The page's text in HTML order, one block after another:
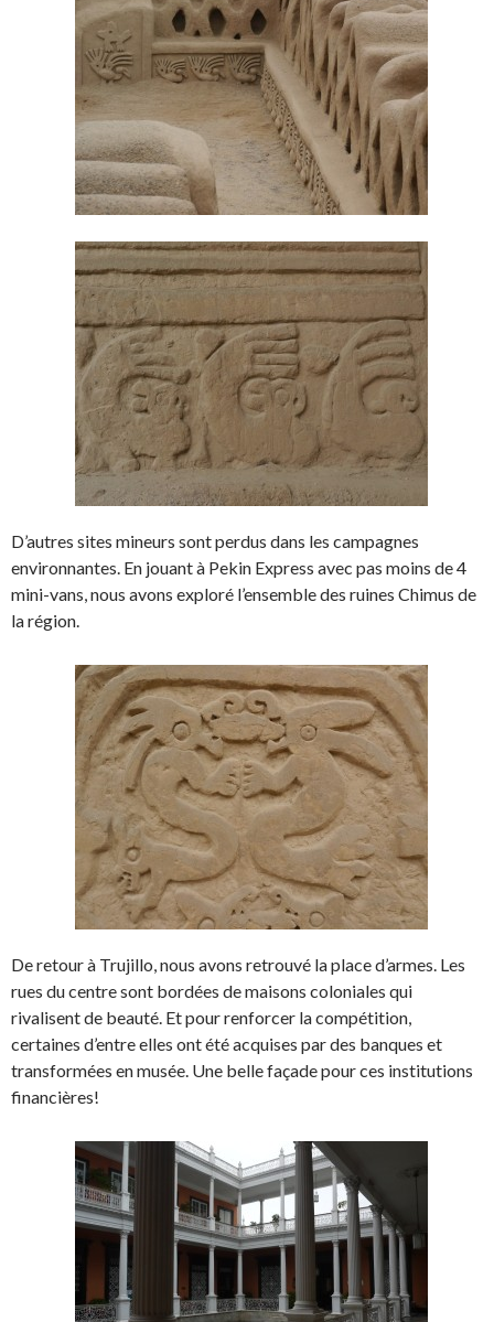
D’autres sites mineurs sont perdus dans les campagnes
environnantes. En jouant à Pekin Express avec pas moins de 4
mini-vans, nous avons exploré l’ensemble des ruines Chimus de
la région.
De retour à Trujillo, nous avons retrouvé la place d’armes. Les
rues du centre sont bordées de maisons coloniales qui
rivalisent de beauté. Et pour renforcer la compétition,
certaines d’entre elles ont été acquises par des banques et
transformées en musée. Une belle façade pour ces institutions
financières!